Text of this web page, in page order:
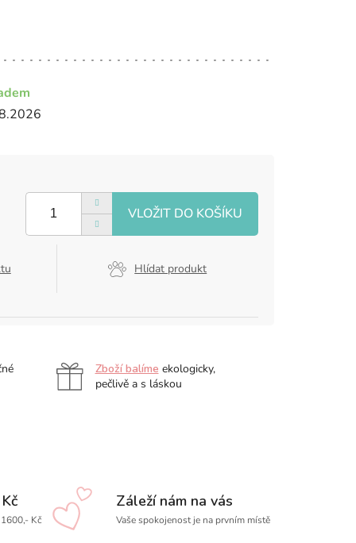
Hlídat produkt
Zboží balíme ekologicky,
pečlivě a s láskou
Kč
Záleží nám na vás
Vaše spokojenost je na prvním místě